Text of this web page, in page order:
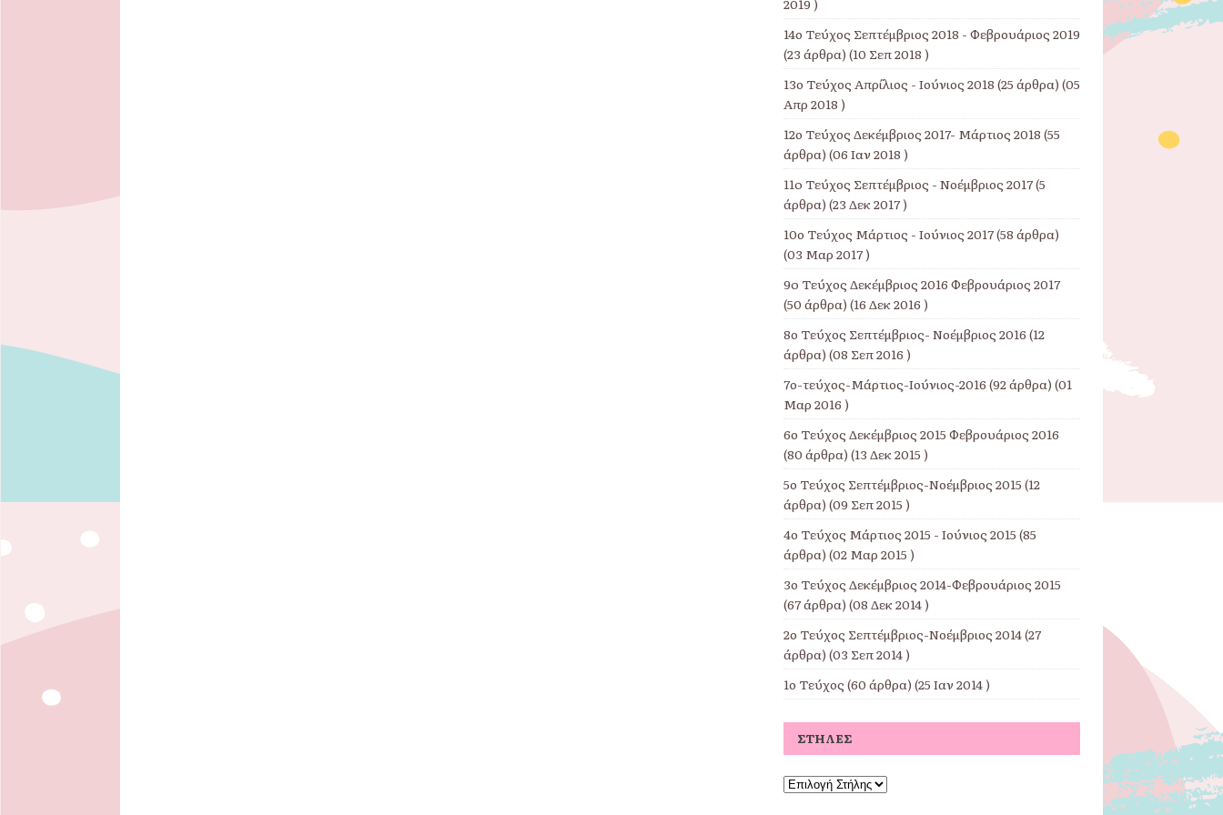
14ο Τεύχος Σεπτέμβριος 2018 - Φεβρουάριος 2019
(23 άρθρα) (10 Σεπ 2018 )
13ο Τεύχος Απρίλιος - Ιούνιος 2018 (25 άρθρα) (05
Απρ 2018 )
12ο Τεύχος Δεκέμβριος 2017- Μάρτιος 2018 (55
άρθρα) (06 Ιαν 2018 )
11o Τεύχος Σεπτέμβριος - Νοέμβριος 2017(5
άρθρα) (23 Δεκ 2017 )
10ο Τεύχος Μάρτιος - Ιούνιος 2017(58 άρθρα)
(03 Μαρ 2017 )
9o Τεύχος Δεκέμβριος 2016 Φεβρουάριος 2017
(50 άρθρα) (16 Δεκ 2016 )
8ο Τεύχος Σεπτέμβριος- Νοέμβριος 2016 (12
άρθρα) (08 Σεπ 2016 )
7ο-τεύχος-Μάρτιος-Ιούνιος-2016 (92 άρθρα) (01
Μαρ 2016 )
6ο Τεύχος Δεκέμβριος 2015 Φεβρουάριος 2016
(80 άρθρα) (13 Δεκ 2015 )
5ο Τεύχος Σεπτέμβριος-Νοέμβριος 2015 (12
άρθρα) (09 Σεπ 2015 )
4ο Τεύχος Μάρτιος 2015 - Ιούνιος 2015 (85
άρθρα) (02 Μαρ 2015 )
3ο Τεύχος Δεκέμβριος 2014-Φεβρουάριος 2015
(67 άρθρα) (08 Δεκ 2014 )
2ο Τεύχος Σεπτέμβριος-Νοέμβριος 2014(27
άρθρα) (03 Σεπ 2014 )
1ο Τεύχος (60 άρθρα) (25 Ιαν 2014 )
ΣΤΉΛΕΣ